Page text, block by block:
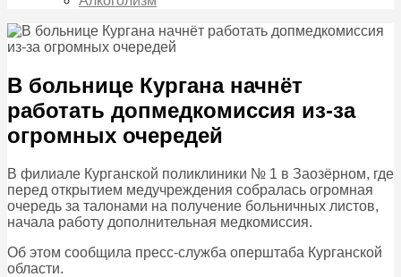
В больнице Кургана начнёт
работать допмедкомиссия из-за
огромных очередей
В филиале Курганской поликлиники № 1 в Заозёрном, где
перед открытием медучреждения собралась огромная
очередь за талонами на получение больничных листов,
начала работу дополнительная медкомиссия.
Об этом сообщила пресс-служба оперштаба Курганской
области.